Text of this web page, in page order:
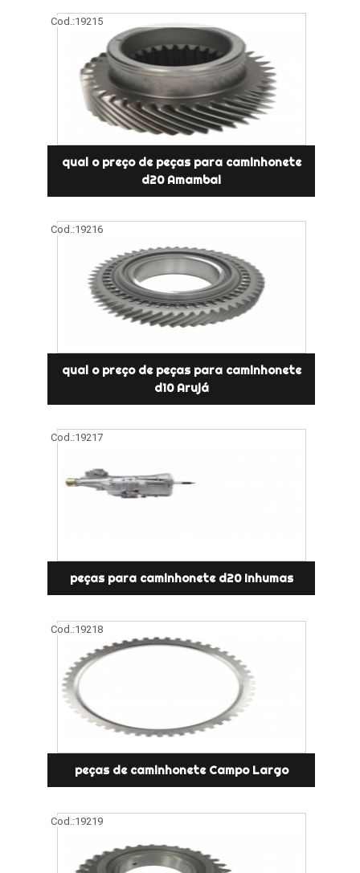
Cod.:19215
qual o preço de peças para caminhonete
d20 Amambai
Cod.:19216
qual o preço de peças para caminhonete
d10 Arujá
Cod.:19217
peças para caminhonete d20 Inhumas
Cod.:19218
peças de caminhonete Campo Largo
Cod.:19219